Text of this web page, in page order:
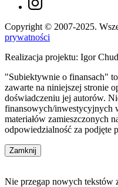
Copyright © 2007-2025.
prywatności
Realizacja projektu: Igor
"Subiektywnie o finansach"
zawarte na niniejszej stronie
doświadczeniu jej autorów.
finansowych/inwestycyjnych
materiałów zamieszczonych
odpowiedzialność za podjęte
Zamknij
Nie przegap nowych tekstów